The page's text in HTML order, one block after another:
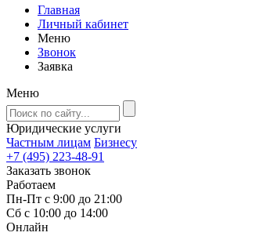
Главная
Личный кабинет
Меню
Звонок
Заявка
Меню
Юридические услуги
Частным лицам Бизнесу
+7 (495) 223-48-91
Заказать звонок
Работаем
Пн-Пт с 9:00 до 21:00
Сб с 10:00 до 14:00
Онлайн